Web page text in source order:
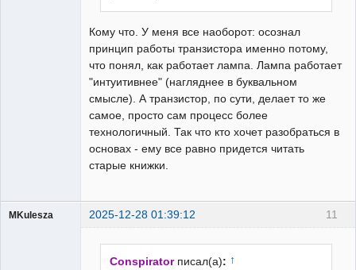
Кому что. У меня все наоборот: осознал
принцип работы транзистора именно потому,
что понял, как работает лампа. Лампа работает
"интуитивнее" (нагляднее в буквальном
смысле). А транзистор, по сути, делает то же
самое, просто сам процесс более
технологичный. Так что кто хочет разобраться в
основах - ему все равно придется читать
старые книжки.
11
MKulesza 2025-12-28 01:39:12
Conspirator писал(а): ↑